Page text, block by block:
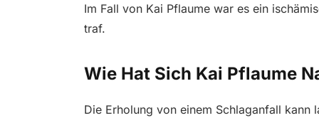
Im Fall von Kai Pflaume war es ein
traf.
Wie Hat Sich Kai Pflaume
Die Erholung von einem Schlaganfall